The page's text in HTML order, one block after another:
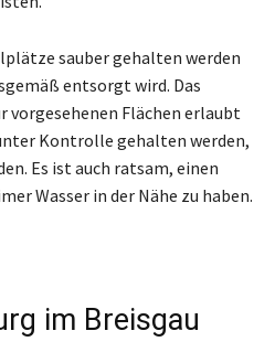
sauber gehalten werden
entsorgt wird. Das
vorgesehenen Flächen erlaubt
Kontrolle gehalten werden,
Es ist auch ratsam, einen
Wasser in der Nähe zu haben.
im Breisgau